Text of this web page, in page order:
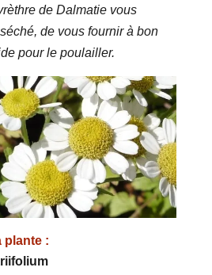
de Dalmatie vous
de vous fournir à bon
pour le poulailler.
plante :